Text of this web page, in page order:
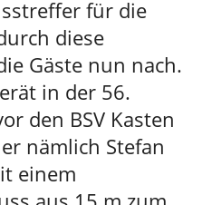
für die
diese
Gäste nun nach.
in der 56.
den BSV Kasten
nämlich Stefan
einem